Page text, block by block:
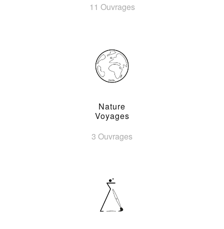
11 Ouvrages
Nature
Voyages
3 Ouvrages